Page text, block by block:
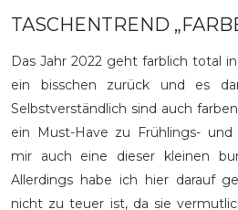
TASCHENTREND
Das Jahr 2022 geht farblich total
ein bisschen zurück und es
Selbstverständlich sind auch
ein Must-Have zu Frühlings-
mir auch eine dieser kleinen
Allerdings habe ich hier darauf
nicht zu teuer ist, da sie